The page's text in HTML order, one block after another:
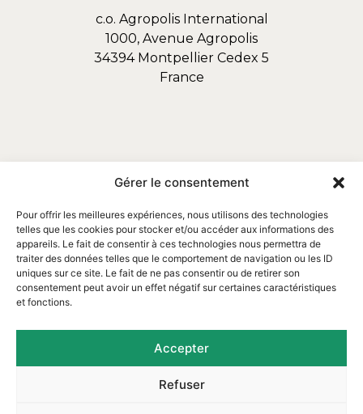
Gérer le consentement
Pour offrir les meilleures expériences, nous utilisons des technologies
telles que les cookies pour stocker et/ou accéder aux informations des
appareils. Le fait de consentir à ces technologies nous permettra de
traiter des données telles que le comportement de navigation ou les ID
uniques sur ce site. Le fait de ne pas consentir ou de retirer son
consentement peut avoir un effet négatif sur certaines caractéristiques
et fonctions.
Accepter
Refuser
Email : contact@assofortrop.fr​
c.o. Agropolis International
1000, Avenue Agropolis
34394 Montpellier Cedex 5
France